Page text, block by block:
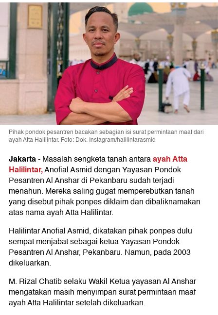
Pihak pondok pesantren bacakan sebagian isi surat permintaan maaf dari
ayah Atta Halilintar. Foto: Dok. Instagram/halilintarasmid
Jakarta-Masalah sengketa tanah antaraayah Atta
Halilintar,Anofial Asmid dengan Yayasan Pondok
Pesantren Al Anshar di Pekanbaru sudah terjadi
menahun. Mereka saling gugat memperebutkan tanah
yang disebut pihak ponpes diklaim dan dibaliknamakan
atas nama ayah Atta Halilintar.
Halilintar Anofial Asmid, dikatakan pihak ponpes dulu
sempat menjabat sebagai ketua Yayasan Pondok
Pesantren Al Anshar, Pekanbaru. Namun, pada 2003
dikeluarkan.
M. Rizal Chatib selaku Wakil Ketua yayasan Al Anshar
mengatakan masih menyimpan surat permintaan maaf
ayah Atta Halilintar setelah dikeluarkan.